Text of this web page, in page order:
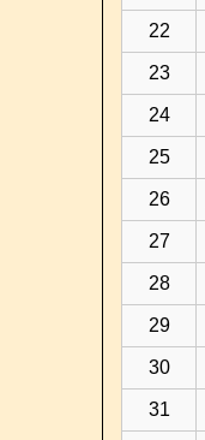
22
23
24
25
26
27
28
29
30
31